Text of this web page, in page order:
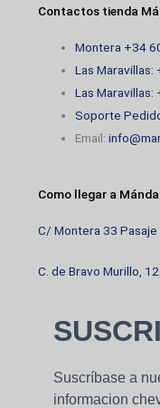
Contactos tienda
Montera +34
Las
Las
Soporte
Email:
Como llegar a
C/ Montera 33
C. de Bravo Murillo,
Suscríbase a
informacion